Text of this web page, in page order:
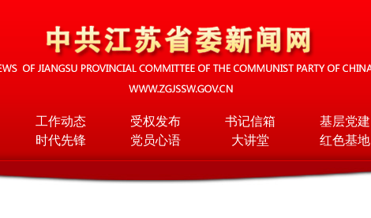
工作动态 受权发布 书记信箱 基层党建
时代先锋 党员心语 大讲堂 红色基地